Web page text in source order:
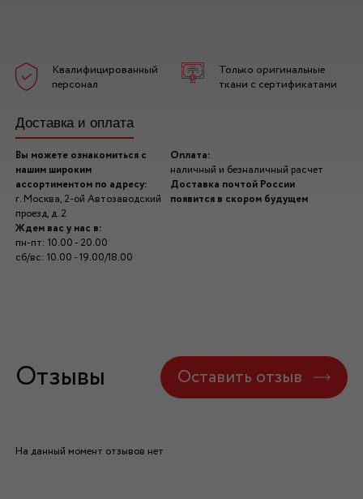
Квалифицированный
персонал
Только оригинальные
ткани с сертификатами
Доставка и оплата
Вы можете ознакомиться с
нашим широким
ассортиментом по адресу:
г. Москва, 2-ой Автозаводский
проезд, д. 2
Ждем вас у нас в:
пн-пт: 10.00 - 20.00
сб/вс: 10.00 - 19.00/18.00
Оплата:
наличный и безналичный расчет
Доставка почтой России
появится в скором будущем
Отзывы Оставить отзыв
На данный момент отзывов нет